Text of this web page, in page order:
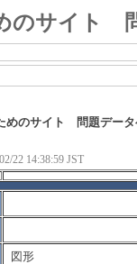
のサイト
めのサイト 問題データ
22 14:38:59 JST
図形